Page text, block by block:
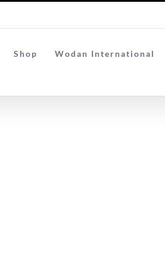
Shop Wodan International